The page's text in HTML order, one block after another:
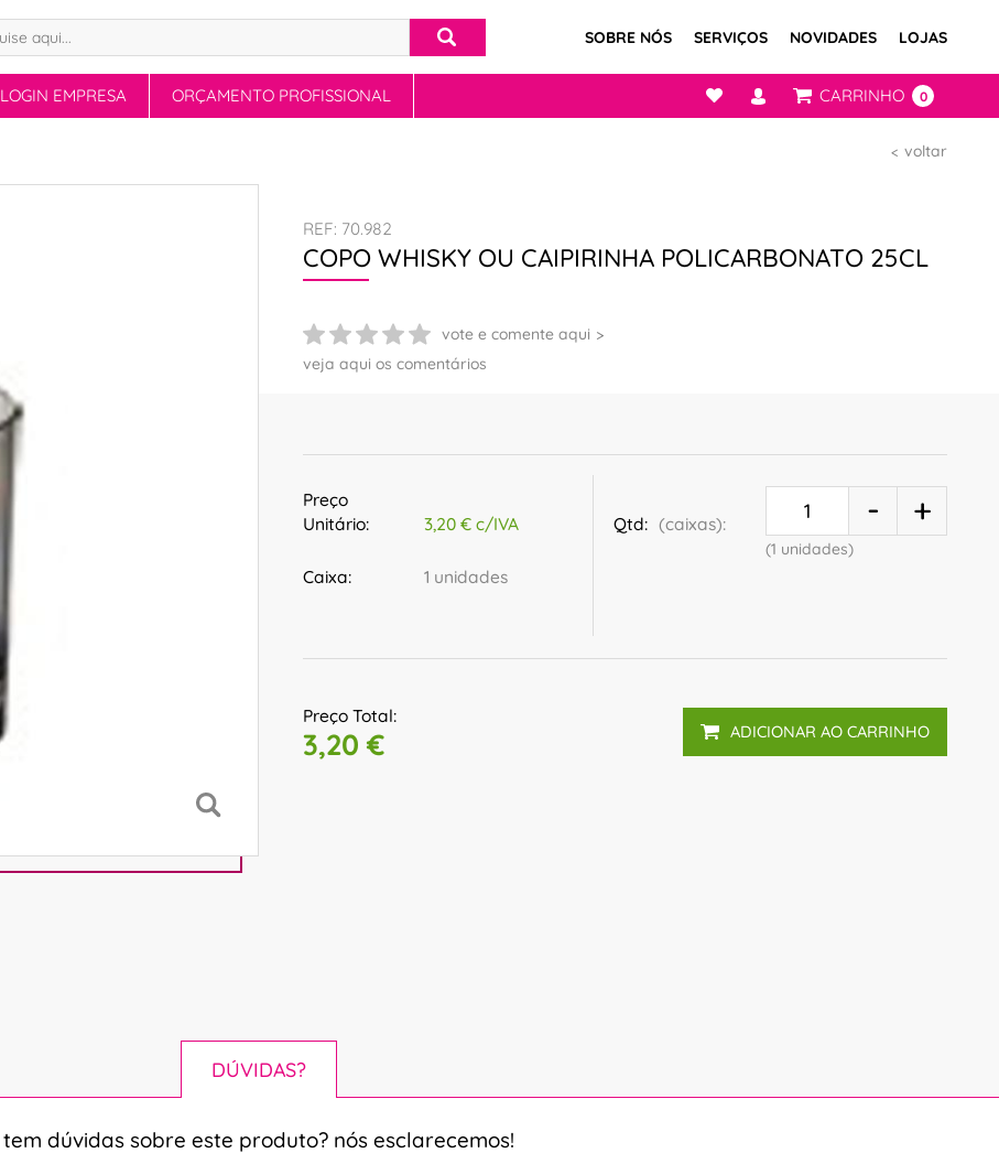
SOBRE NÓS SERVIÇOS NOVIDADES LOJAS
LOGIN EMPRESA ORÇAMENTO PROFISSIONAL CARRINHO 0
voltar
REF: 70.982
COPO WHISKY OU CAIPIRINHA POLICARBONATO 25CL
vote e comente aqui
veja aqui os comentários
Preço
Unitário:
3,20 € c/IVA
Caixa: 1 unidades
Qtd: (caixas):
(1 unidades)
Preço Total:
3,20 € ADICIONAR AO CARRINHO
DÚVIDAS?
tem dúvidas sobre este produto? nós esclarecemos!